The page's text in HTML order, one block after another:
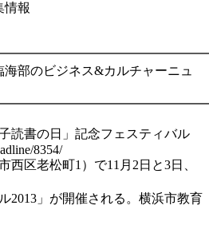
情報
部のビジネス&カルチャーニュ
読書の日」記念フェスティバル
8354/
西区老松町1）で11月2日と3日、
2013」が開催される。横浜市教育